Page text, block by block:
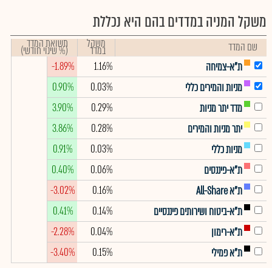
משקל המניה במדדים בהם היא נכללת
שם המדד משקל
במדד תשואת המדד
(% שינוי חודשי)
ת"א-צמיחה
1.16%
-1.89%
מניות והמירים כללי
0.03%
0.90%
מדד יתר מניות
0.29%
3.90%
יתר מניות והמירים
0.28%
3.86%
מניות כללי
0.03%
0.91%
ת"א-פיננסים
0.06%
0.40%
ת"א All-Share
0.16%
-3.02%
ת"א-ביטוח ושירותים פיננסיים
0.14%
0.41%
ת"א-רימון
0.04%
-2.28%
ת"א פמילי
0.15%
-3.40%